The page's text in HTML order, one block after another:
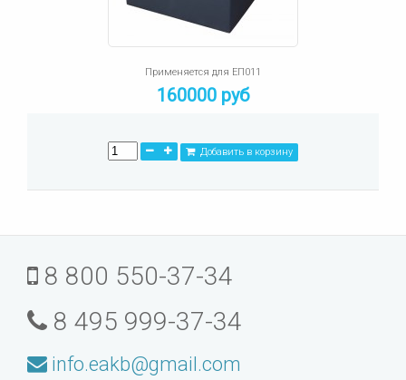
Применяется для ЕП011
160000 руб
Добавить в корзину
8 800 550-37-34
8 495 999-37-34
info.eakb@gmail.com